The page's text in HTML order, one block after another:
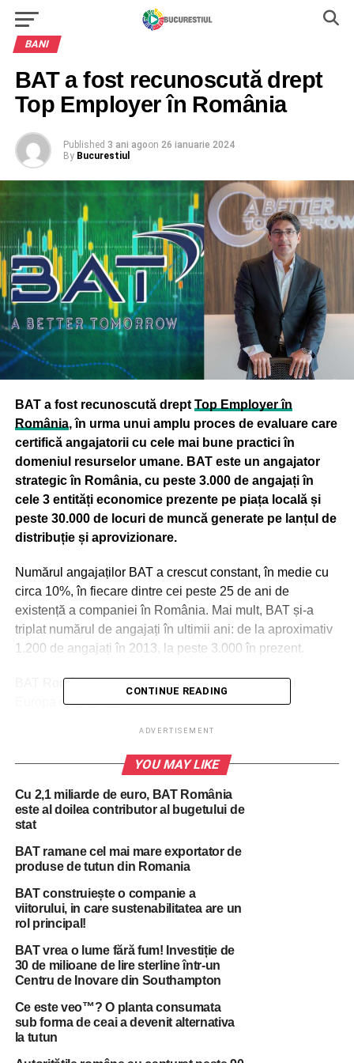
BANI
BAT a fost recunoscută drept
Top Employer în România
Published 3 ani agoon 26 ianuarie 2024
By Bucurestiul
BAT a fost recunoscută drept Top Employer în
România, în urma unui amplu proces de evaluare care
certifică angajatorii cu cele mai bune practici în
domeniul resurselor umane. BAT este un angajator
strategic în România, cu peste 3.000 de angajați în
cele 3 entități economice prezente pe piața locală și
peste 30.000 de locuri de muncă generate pe lanțul de
distribuție și aprovizionare.
Numărul angajaților BAT a crescut constant, în medie cu
circa 10%, în fiecare dintre cei peste 25 de ani de
existență a companiei în România. Mai mult, BAT și-a
triplat numărul de angajați în ultimii ani: de la aproximativ
1.200 de angajați în 2013, la peste 3.000 în prezent.
BAT România coordonează toată acticvitatea Ariei
Europa de Sud Est
ADVERTISEMENT
De la 1 aprilie 2023, BAT România a devenit centrul de
coordonare al Ariei Europa de Sud Est din cadrul
companiei, iar echipa de la București coordonează
business-ul BAT în România și în alte 12 țări din regiune.
Alături de România, BAT a primit certificarea Top
Employer în alte 3 țări din această Arie: Italia, Turcia și
pentru dezvoltarea unei culturi organizaționale bazate pe
valori, diversitate și dezvoltare continuă.
BAT este una dintre cele cincisprezece companii care au
primit certificarea Global Top Employer în 2024, pe baza
resurse umane și dezvoltarea profesională, mediul de
lucru, învățare, diversitate și incluziune și bunăstarea
CONTINUE READING
ADVERTISEMENT
YOU MAY LIKE
Cu 2,1 miliarde de euro, BAT România
este al doilea contributor al bugetului de
stat
BAT ramane cel mai mare exportator de
produse de tutun din Romania
BAT construiește o companie a
viitorului, in care sustenabilitatea are un
rol principal!
BAT vrea o lume fără fum! Investiție de
30 de milioane de lire sterline într-un
Centru de Inovare din Southampton
Ce este veo™? O planta consumata
sub forma de ceai a devenit alternativa
la tutun